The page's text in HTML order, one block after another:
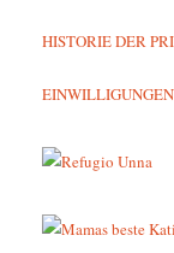
HISTORIE DER